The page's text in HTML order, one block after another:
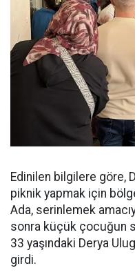
Edinilen bilgilere göre,
piknik yapmak için
Ada, serinlemek
sonra küçük çocuğun
33 yaşındaki Derya
girdi.